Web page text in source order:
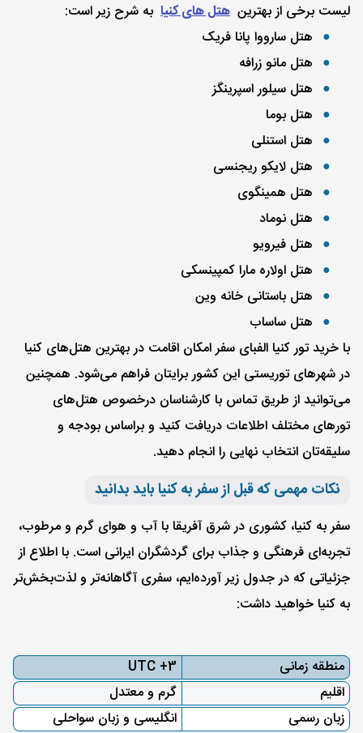
لیست برخی از بهترین هتل‌ های کنیا به شرح زیر است:
هتل سارووا پانا فریک
هتل مانو زرافه
هتل سیلور اسپرینگز
هتل بوما
هتل استنلی
هتل لایکو ریجنسی
هتل همینگوی
هتل نوماد
هتل فیرویو
هتل اولاره مارا کمپینسکی
هتل باستانی خانه وین
هتل ساساب
با خرید تور کنیا الفبای سفر امکان اقامت در بهترین هتل‌های کنیا
در شهرهای توریستی این کشور برایتان فراهم می‌شود. همچنین
می‌توانید از طریق تماس با کارشناسان در‌خصوص هتل‌های
تورهای مختلف اطلاعات دریافت کنید و بر‌اساس بودجه و
سلیقه‌تان انتخاب نهایی را انجام دهید.
نکات مهمی که قبل از سفر به کنیا باید بدانید
سفر به کنیا، کشوری در شرق آفریقا با آب و هوای گرم و مرطوب،
تجربه‌ای فرهنگی و جذاب برای گردشگران ایرانی است. با اطلاع از
جزئیاتی که در جدول زیر آورده‌ایم، سفری آگاهانه‌تر و لذت‌بخش‌تر
به کنیا خواهید داشت:
منطقه زمانی
UTC +3
اقلیم
گرم و معتدل
زبان رسمی
انگلیسی و زبان سواحلی